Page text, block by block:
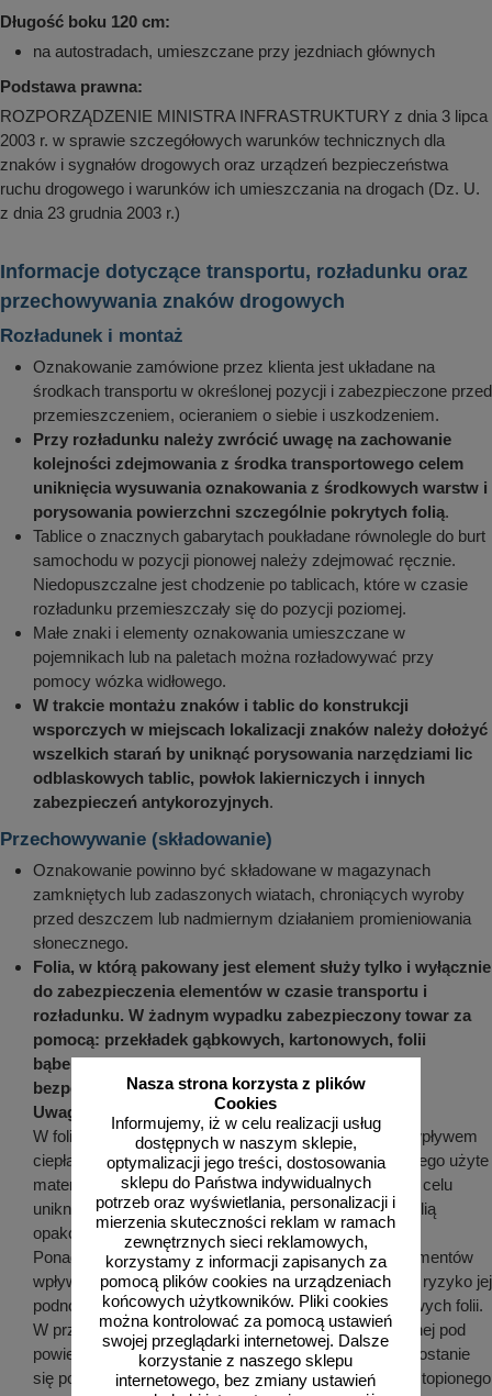
Nasza strona korzysta z plików
Cookies
Informujemy, iż w celu realizacji usług
dostępnych w naszym sklepie,
optymalizacji jego treści, dostosowania
sklepu do Państwa indywidualnych
potrzeb oraz wyświetlania, personalizacji i
mierzenia skuteczności reklam w ramach
zewnętrznych sieci reklamowych,
korzystamy z informacji zapisanych za
pomocą plików cookies na urządzeniach
końcowych użytkowników. Pliki cookies
można kontrolować za pomocą ustawień
swojej przeglądarki internetowej. Dalsze
korzystanie z naszego sklepu
internetowego, bez zmiany ustawień
Długość boku 120 cm:
na autostradach, umieszczane przy jezdniach głównych
Podstawa prawna:
ROZPORZĄDZENIE MINISTRA INFRASTRUKTURY z dnia 3 lipca
2003 r. w sprawie szczegółowych warunków technicznych dla
znaków i sygnałów drogowych oraz urządzeń bezpieczeństwa
ruchu drogowego i warunków ich umieszczania na drogach (Dz. U.
z dnia 23 grudnia 2003 r.)
Informacje dotyczące transportu, rozładunku oraz
przechowywania znaków drogowych
Rozładunek i montaż
Oznakowanie zamówione przez klienta jest układane na
środkach transportu w określonej pozycji i zabezpieczone przed
przemieszczeniem, ocieraniem o siebie i uszkodzeniem.
Przy rozładunku należy zwrócić uwagę na zachowanie
kolejności zdejmowania z środka transportowego celem
uniknięcia wysuwania oznakowania z środkowych warstw i
porysowania powierzchni szczególnie pokrytych folią.
Tablice o znacznych gabarytach poukładane równolegle do burt
samochodu w pozycji pionowej należy zdejmować ręcznie.
Niedopuszczalne jest chodzenie po tablicach, które w czasie
rozładunku przemieszczały się do pozycji poziomej.
Małe znaki i elementy oznakowania umieszczane w
pojemnikach lub na paletach można rozładowywać przy
pomocy wózka widłowego.
W trakcie montażu znaków i tablic do konstrukcji
wsporczych w miejscach lokalizacji znaków należy dołożyć
wszelkich starań by uniknąć porysowania narzędziami lic
odblaskowych tablic, powłok lakierniczych i innych
zabezpieczeń antykorozyjnych.
Przechowywanie (składowanie)
Oznakowanie powinno być składowane w magazynach
zamkniętych lub zadaszonych wiatach, chroniących wyroby
przed deszczem lub nadmiernym działaniem promieniowania
słonecznego.
Folia, w którą pakowany jest element służy tylko i wyłącznie
do zabezpieczenia elementów w czasie transportu i
rozładunku. W żadnym wypadku zabezpieczony towar za
pomocą: przekładek gąbkowych, kartonowych, folii
bąbelkowych oraz folii typu stretch nie nadaje się
bezpośrednio do długiego składowania.
Uwaga
W foliach znajdują się związki chemiczne, które pod wpływem
ciepła i wilgoci mogą odbarwić powłokę malarską, dlatego użyte
materiały opakowaniowe muszą być doszczelnione w celu
uniknięcia kondensacji wilgoci pomiędzy powłoką, a folią
opakowaniową.
Ponadto kondensacja pary wodnej na powierzchni elementów
wpływa niekorzystnie na folię odblaskową, stwarzając ryzyko jej
podnoszenia oraz pogorszenia właściwości odblaskowych folii.
W przypadku zaobserwowania kondensacji pary wodnej pod
powierzchnią folii zabezpieczającej lub w przypadku dostanie
się pod nią wody z opadów atmosferycznych lub z roztopionego